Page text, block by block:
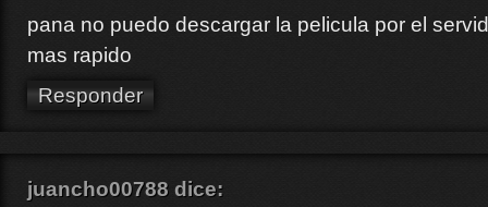
pana no puedo descargar la pelicula por el
mas rapido
Responder
juancho00788 dice: